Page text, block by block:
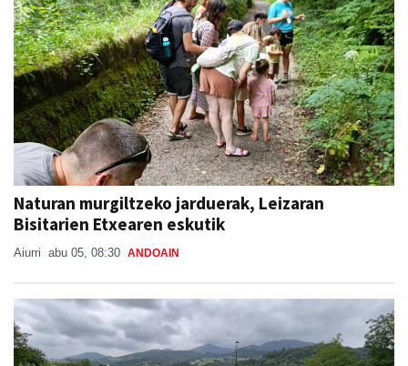
Naturan murgiltzeko jarduerak, Leizaran
Bisitarien Etxearen eskutik
Aiurri abu 05, 08:30 ANDOAIN